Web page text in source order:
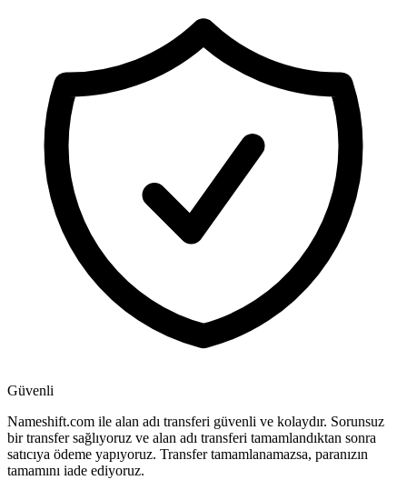
Güvenli
Nameshift.com ile alan adı transferi güvenli ve kolaydır. Sorunsuz
bir transfer sağlıyoruz ve alan adı transferi tamamlandıktan sonra
satıcıya ödeme yapıyoruz. Transfer tamamlanamazsa, paranızın
tamamını iade ediyoruz.